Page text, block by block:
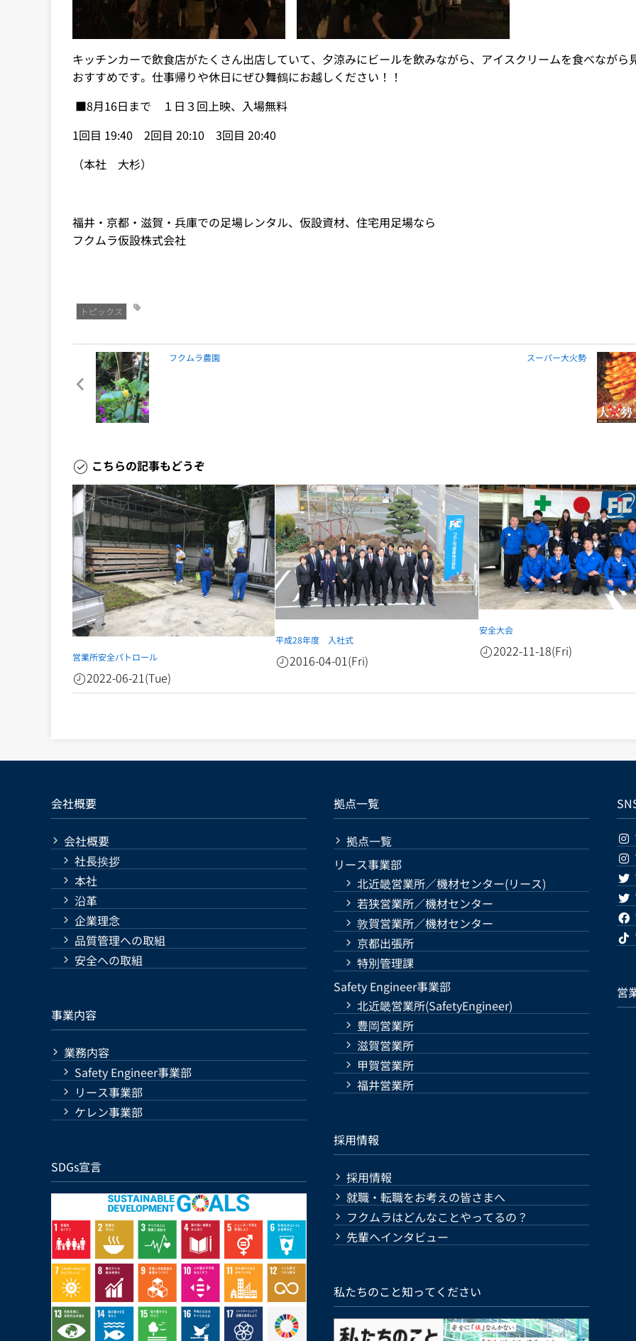
キッチンカーで飲食店がたくさん出店していて、夕涼みにビールを飲みながら、アイスクリームを食べながら
おすすめです。仕事帰りや休日にぜひ舞鶴にお越しください！！
■8月16日まで １日３回上映、入場無料
1回目 19:40 2回目 20:10 3回目 20:40
（本社 大杉）
福井・京都・滋賀・兵庫での足場レンタル、仮設資材、住宅用足場なら
フクムラ仮設株式会社
トピックス
フクムラ農園 スーパー大火勢
こちらの記事もどうぞ
営業所安全パトロール
2022-06-21(Tue)
平成28年度 入社式
2016-04-01(Fri)
安全大会
2022-11-18(Fri)
会社概要
会社概要
社長挨拶
本社
沿革
企業理念
品質管理への取組
安全への取組
事業内容
業務内容
Safety Engineer事業部
リース事業部
ケレン事業部
SDGs宣言
拠点一覧
拠点一覧
リース事業部
北近畿営業所／機材センター(リース)
若狭営業所／機材センター
敦賀営業所／機材センター
京都出張所
特別管理課
Safety Engineer事業部
北近畿営業所(SafetyEngineer)
豊岡営業所
滋賀営業所
甲賀営業所
福井営業所
採用情報
採用情報
就職・転職をお考えの皆さまへ
フクムラはどんなことやってるの？
先輩へインタビュー
私たちのこと知ってください
営